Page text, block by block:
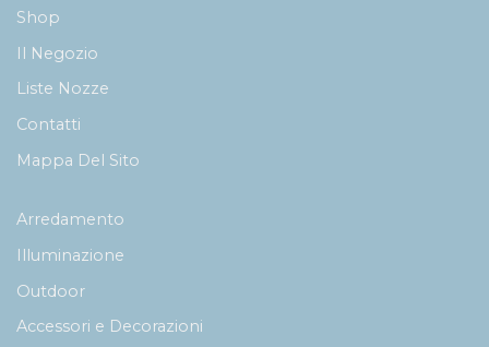
Shop
Il Negozio
Liste Nozze
Contatti
Mappa Del Sito
Arredamento
Illuminazione
Outdoor
Accessori e Decorazioni